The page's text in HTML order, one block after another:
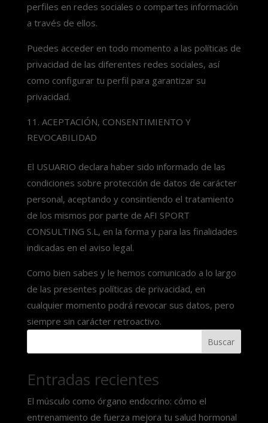
perfiles en redes sociales o compartes información
a través de ellos.
Puedes acceder en todo momento a las políticas de
privacidad de las diferentes redes sociales, así
como configurar tu perfil para garantizar su
privacidad.
ACEPTACIÓN, CONSENTIMIENTO Y
REVOCABILIDAD
El USUARIO declara haber sido informado de las
condiciones sobre protección de datos de carácter
personal, aceptando y consintiendo el tratamiento
de los mismos por parte de AFI SPORT
CONSULTING S.L, en la forma y para las finalidades
indicadas en el aviso legal.
Como bien sabes y le hemos comunicado a lo largo
de las presentes políticas de privacidad, en
cualquier momento podrá revocar sus datos, pero
siempre sin carácter retroactivo.
Buscar
Entradas recientes
El músculo como órgano endocrino: cómo el
entrenamiento de fuerza mejora tu salud hormonal